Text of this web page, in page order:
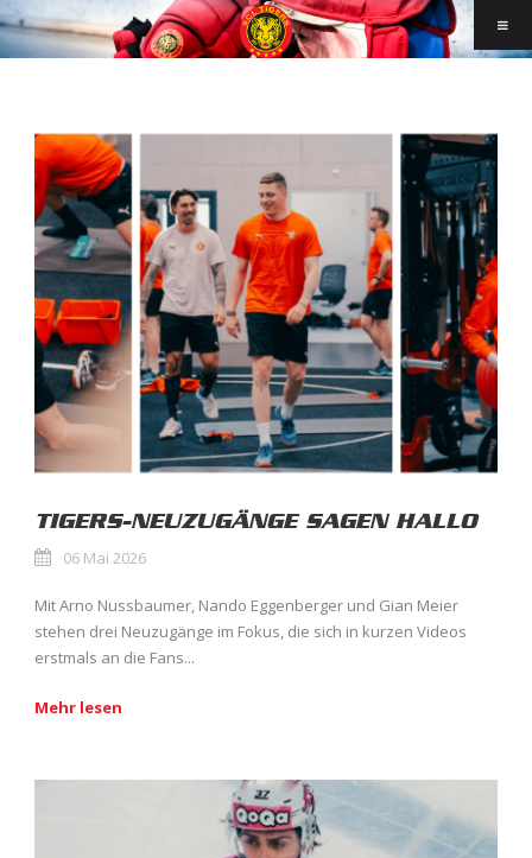
TIGERS-NEUZUGÄNGE SAGEN HALLO
06 Mai 2026
Mit Arno Nussbaumer, Nando Eggenberger und Gian Meier
stehen drei Neuzugänge im Fokus, die sich in kurzen Videos
erstmals an die Fans...
Mehr lesen